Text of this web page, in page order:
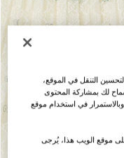
التنقل في الموقع،
لك بمشاركة المحتوى
في استخدام موقع
موقع الويب هذا، يُرجى